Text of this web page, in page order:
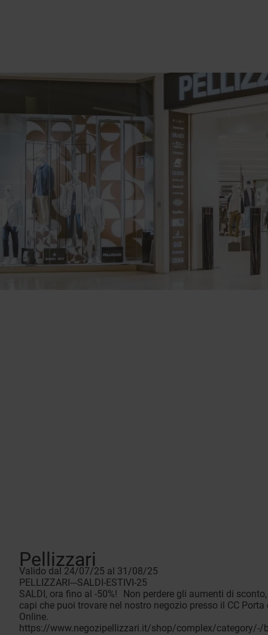
Pellizzari
Valido dal 24/07/25 al 31/08/25
PELLIZZARI---SALDI-ESTIVI-25
SALDI, ora fino al -50%! Non perdere gli aumenti di
capi che puoi trovare nel nostro negozio presso il CC
Online.
https://www.negozipellizzari.it/shop/complex/